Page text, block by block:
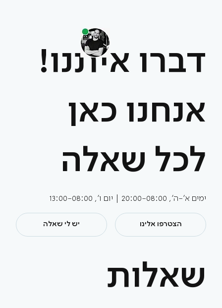
דברו איתנו!
אנחנו כאן
לכל שאלה
ימים א'-ה', 20:00-08:00 | יום ו', 13:00-08:00
הצטרפו אלינו יש לי שאלה
שאלות